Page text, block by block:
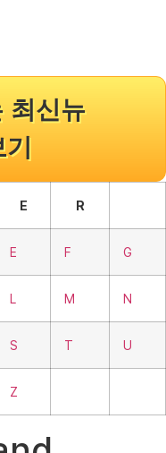
최신뉴
기
E R
E F G
L M N
S T U
Z